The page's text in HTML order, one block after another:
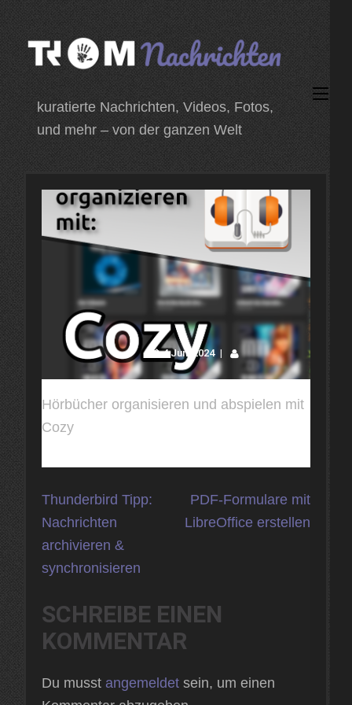
Zum
Inhalt
springen
drücken)
kuratierte Nachrichten, Videos, Fotos,
und mehr – von der ganzen Welt
4 Juni 2024
Hörbücher organisieren und abspielen mit
Cozy
Beitragsnavigation
Thunderbird Tipp:
Nachrichten
archivieren &
synchronisieren
PDF-Formulare mit
LibreOffice erstellen
SCHREIBE EINEN
KOMMENTAR
Du musst angemeldet sein, um einen